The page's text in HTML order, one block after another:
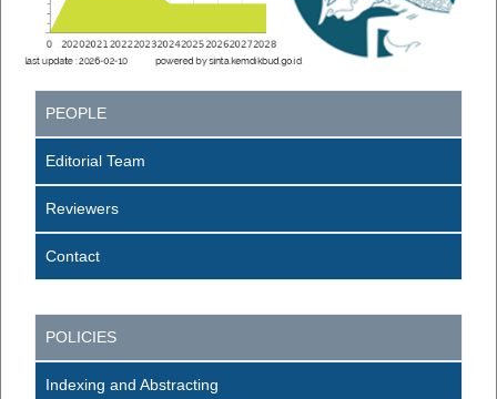
PEOPLE
Editorial Team
Reviewers
Contact
POLICIES
Indexing and Abstracting